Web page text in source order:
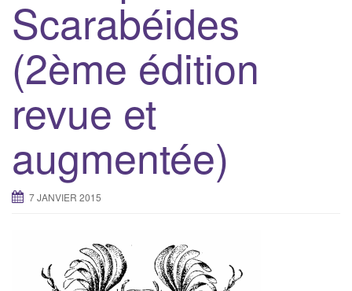
Scarabéides
(2ème édition
revue et
augmentée)
7 JANVIER 2015